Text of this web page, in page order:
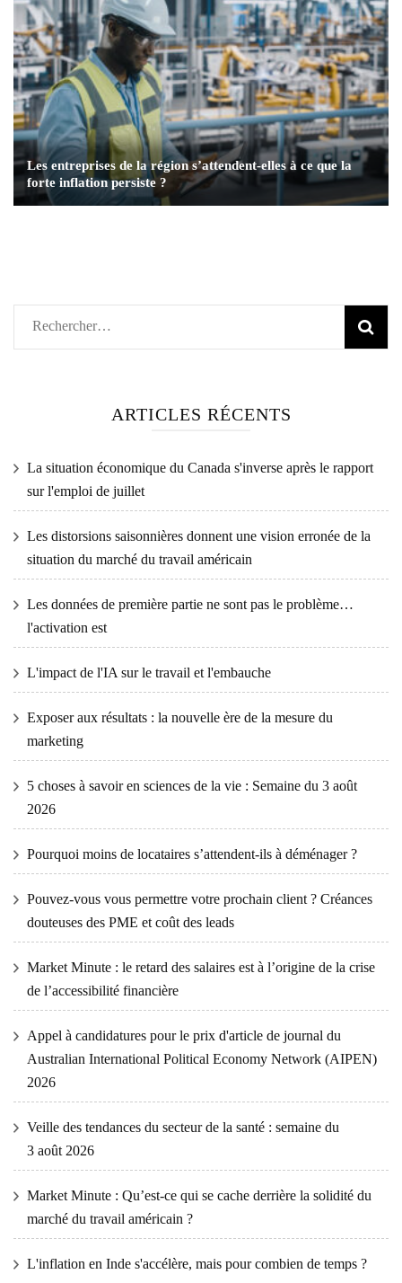
Les entreprises de la région s’attendent-elles à ce que la
forte inflation persiste ?
Rechercher :
ARTICLES RÉCENTS
La situation économique du Canada s'inverse après le rapport
sur l'emploi de juillet
Les distorsions saisonnières donnent une vision erronée de la
situation du marché du travail américain
Les données de première partie ne sont pas le problème…
l'activation est
L'impact de l'IA sur le travail et l'embauche
Exposer aux résultats : la nouvelle ère de la mesure du
marketing
5 choses à savoir en sciences de la vie : Semaine du 3 août
2026
Pourquoi moins de locataires s’attendent-ils à déménager ?
Pouvez-vous vous permettre votre prochain client ? Créances
douteuses des PME et coût des leads
Market Minute : le retard des salaires est à l’origine de la crise
de l’accessibilité financière
Appel à candidatures pour le prix d'article de journal du
Australian International Political Economy Network (AIPEN)
2026
Veille des tendances du secteur de la santé : semaine du
3 août 2026
Market Minute : Qu’est-ce qui se cache derrière la solidité du
marché du travail américain ?
L'inflation en Inde s'accélère, mais pour combien de temps ?